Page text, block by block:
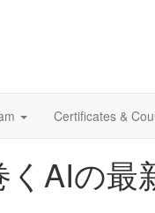
Certificates &
くAIの